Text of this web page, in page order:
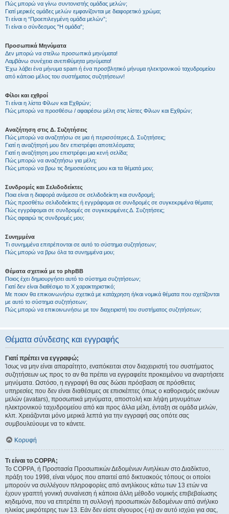
Πώς μπορώ να γίνω συντονιστής ομάδας μελών;
Γιατί μερικές ομάδες μελών εμφανίζονται με διαφορετικό χρώμα;
Τι είναι η “Προεπιλεγμένη ομάδα μελών”;
Τι είναι ο σύνδεσμος "Η ομάδα”;
Προσωπικά Μηνύματα
Δεν μπορώ να στείλω προσωπικά μηνύματα!
Λαμβάνω συνέχεια ανεπιθύμητα μηνύματα!
Έχω λάβει ένα μήνυμα spam ή ένα προσβλητικό μήνυμα ηλεκτρονικού ταχυδρομείου
από κάποιο μέλος του συστήματος συζητήσεων!
Φίλοι και εχθροί
Τι είναι η λίστα Φίλων και Εχθρών;
Πώς μπορώ να προσθέσω / αφαιρέσω μέλη στις λίστες Φίλων και Εχθρών;
Αναζήτηση στις Δ. Συζητήσεις
Πώς μπορώ να αναζητήσω σε μια ή περισσότερες Δ. Συζητήσεις;
Γιατί η αναζήτησή μου δεν επιστρέφει αποτελέσματα;
Γιατί η αναζήτηση μου επιστρέφει μια κενή σελίδα;
Πώς μπορώ να αναζητήσω για μέλη;
Πώς μπορώ να βρω τις δημοσιεύσεις μου και τα θέματά μου;
Συνδρομές και Σελιδοδείκτες
Ποια είναι η διαφορά ανάμεσα σε σελιδοδείκτη και συνδρομή;
Πώς προσθέτω σελιδοδείκτες ή εγγράφομαι σε συνδρομές σε συγκεκριμένα θέματα;
Πώς εγγράφομαι σε συνδρομές σε συγκεκριμένες Δ. Συζητήσεις;
Πώς αφαιρώ τις συνδρομές μου;
Συνημμένα
Τι συνημμένα επιτρέπονται σε αυτό το σύστημα συζητήσεων;
Πώς μπορώ να βρω όλα τα συνημμένα μου;
Θέματα σχετικά με το phpBB
Ποιος έχει δημιουργήσει αυτό το σύστημα συζητήσεων;
Γιατί δεν είναι διαθέσιμο το Χ χαρακτηριστικό;
Με ποιον θα επικοινωνήσω σχετικά με κατάχρηση ή/και νομικά θέματα που σχετίζονται
με αυτό το σύστημα συζητήσεων;
Πώς μπορώ να επικοινωνήσω με τον διαχειριστή του συστήματος συζητήσεων;
Θέματα σύνδεσης και εγγραφής
Γιατί πρέπει να εγγραφώ;
Ίσως να μην είναι απαραίτητο, εναπόκειται στον διαχειριστή του συστήματος
συζητήσεων ως προς το αν θα πρέπει να εγγραφείτε προκειμένου να αναρτήσετε
μηνύματα. Ωστόσο, η εγγραφή θα σας δώσει πρόσβαση σε πρόσθετες
υπηρεσίες που δεν είναι διαθέσιμες σε επισκέπτες όπως ο καθορισμός εικόνων
μελών (avatars), προσωπικά μηνύματα, αποστολή και λήψη μηνυμάτων
ηλεκτρονικού ταχυδρομείου από και προς άλλα μέλη, ένταξη σε ομάδα μελών,
κλπ. Χρειάζονται μόνο μερικά λεπτά για την εγγραφή σας οπότε σας
συμβουλεύουμε να το κάνετε.
Κορυφή
Τι είναι το COPPA;
Το COPPA, ή Προστασία Προσωπικών Δεδομένων Ανηλίκων στο Διαδίκτυο,
πράξη του 1998, είναι νόμος που απαιτεί από δικτυακούς τόπους οι οποίοι
μπορούν να συλλέγουν πληροφορίες από ανηλίκους κάτω των 13 ετών να
έχουν γραπτή γονική συναίνεση ή κάποια άλλη μέθοδο νομικής επιβεβαίωσης
κηδεμόνα, που να επιτρέπει τη συλλογή προσωπικών δεδομένων από ανήλικο
ηλικίας μικρότερης των 13. Εάν δεν είστε σίγουρος (-η) αν αυτό ισχύει για σας,